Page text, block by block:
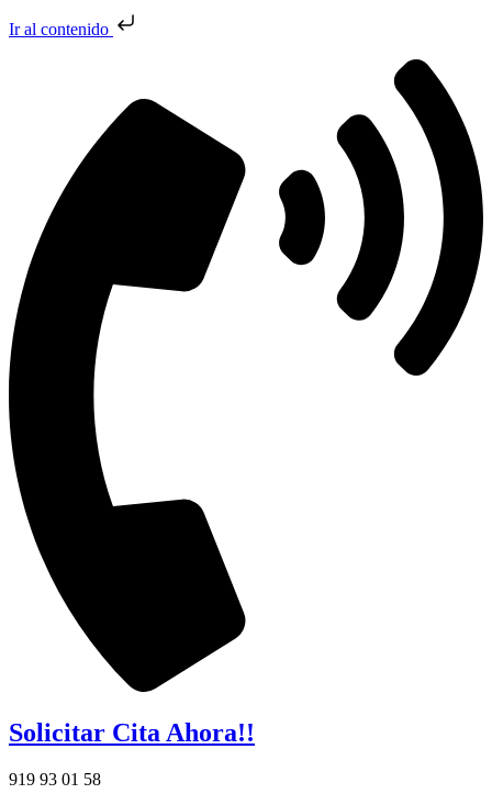
Ir al contenido
Solicitar Cita Ahora!!
919 93 01 58